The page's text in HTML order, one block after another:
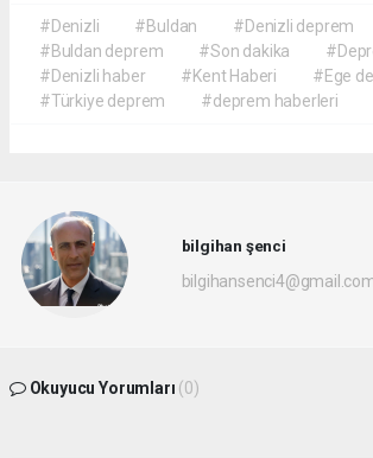
#Denizli #Buldan
#Denizli deprem
#Buldan deprem
#Son dakika
#Denizli haber
#Kent Haberi
#Ege
#Türkiye deprem
#deprem haberleri
bilgihan şenci
Okuyucu Yorumları (0)